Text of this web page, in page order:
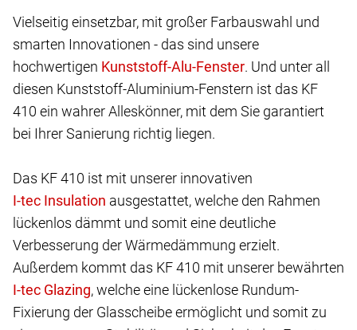
Vielseitig einsetzbar, mit großer Farbauswahl und
smarten Innovationen - das sind unsere
hochwertigen
. Und unter all
diesen Kunststoff-Aluminium-Fenstern ist das KF
410 ein wahrer Alleskönner, mit dem Sie garantiert
bei Ihrer Sanierung richtig liegen.
Das KF 410 ist mit unserer innovativen
ausgestattet, welche den Rahmen
lückenlos dämmt und somit eine deutliche
Verbesserung der Wärmedämmung erzielt.
Außerdem kommt das KF 410 mit unserer bewährten
, welche eine lückenlose Rundum-
Fixierung der Glasscheibe ermöglicht und somit zu